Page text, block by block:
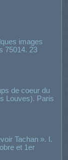
images
75014. 23
de coeur du
Louves). Paris
Tachan ». I.
et 1er